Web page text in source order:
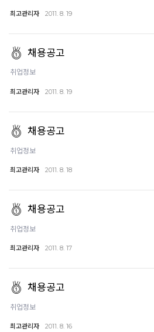
최고관리자 2011. 8. 19
채용공고
취업정보
최고관리자 2011. 8. 19
채용공고
취업정보
최고관리자 2011. 8. 18
채용공고
취업정보
최고관리자 2011. 8. 17
채용공고
취업정보
최고관리자 2011. 8. 16